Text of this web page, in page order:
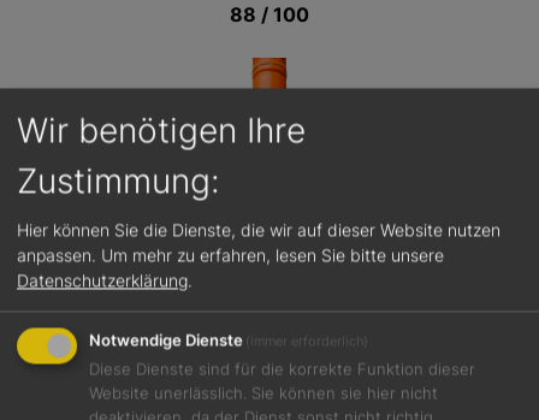
88 / 100
Wir benötigen Ihre
Zustimmung:
Hier können Sie die Dienste, die wir auf dieser Website nutzen
anpassen. Um mehr zu erfahren, lesen Sie bitte unsere
Datenschutzerklärung.
Notwendige Dienste (immer erforderlich)
Diese Dienste sind für die korrekte Funktion dieser
Website unerlässlich. Sie können sie hier nicht